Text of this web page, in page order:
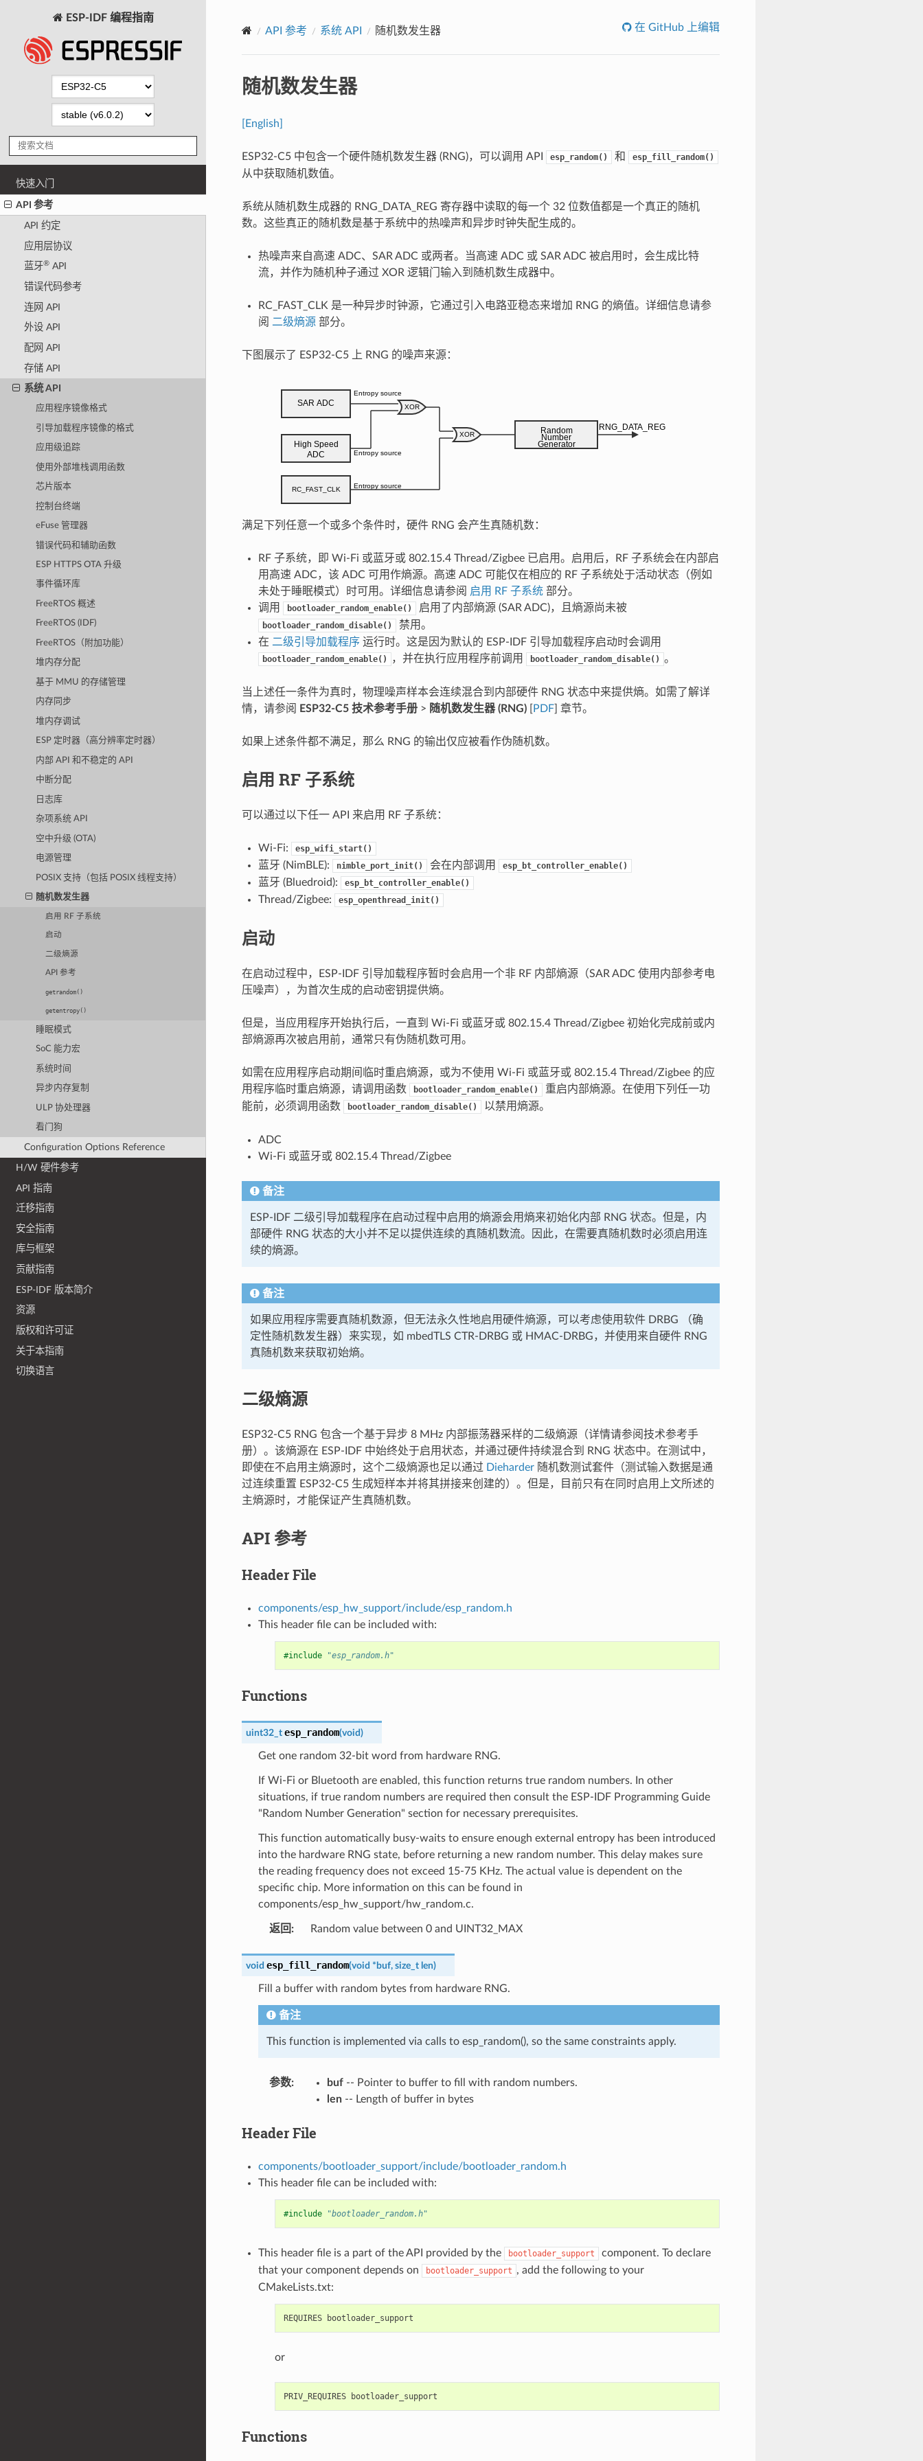
ESP-IDF 编程指南
快速入门
API 参考
API 约定
应用层协议
蓝牙®API
错误代码参考
连网 API
外设 API
配网 API
存储 API
系统 API
应用程序镜像格式
引导加载程序镜像的格式
应用级追踪
使用外部堆栈调用函数
芯片版本
控制台终端
eFuse 管理器
错误代码和辅助函数
ESP HTTPS OTA 升级
事件循环库
FreeRTOS 概述
FreeRTOS (IDF)
FreeRTOS（附加功能）
堆内存分配
基于 MMU 的存储管理
内存同步
堆内存调试
ESP 定时器（高分辨率定时器）
内部 API 和不稳定的 API
中断分配
日志库
杂项系统 API
空中升级 (OTA)
电源管理
POSIX 支持（包括 POSIX 线程支持）
随机数发生器
启用 RF 子系统
启动
二级熵源
API 参考
getrandom()
getentropy()
睡眠模式
SoC 能力宏
系统时间
异步内存复制
ULP 协处理器
看门狗
Configuration Options Reference
H/W 硬件参考
API 指南
迁移指南
安全指南
库与框架
贡献指南
ESP-IDF 版本简介
资源
版权和许可证
关于本指南
切换语言
API 参考 系统 API 随机数发生器 在 GitHub 上编辑
随机数发生器
[English]
ESP32-C5 中包含一个硬件随机数发生器 (RNG)，可以调用 API esp_random() 和 esp_fill_random()
从中获取随机数值。
系统从随机数生成器的 RNG_DATA_REG 寄存器中读取的每一个 32 位数值都是一个真正的随机
数。这些真正的随机数是基于系统中的热噪声和异步时钟失配生成的。
热噪声来自高速 ADC、SAR ADC 或两者。当高速 ADC 或 SAR ADC 被启用时，会生成比特
流，并作为随机种子通过 XOR 逻辑门输入到随机数生成器中。
RC_FAST_CLK 是一种异步时钟源，它通过引入电路亚稳态来增加 RNG 的熵值。详细信息请参
阅 二级熵源 部分。
下图展示了 ESP32-C5 上 RNG 的噪声来源：
满足下列任意一个或多个条件时，硬件 RNG 会产生真随机数：
RF 子系统，即 Wi-Fi 或蓝牙或 802.15.4 Thread/Zigbee 已启用。启用后，RF 子系统会在内部启
用高速 ADC，该 ADC 可用作熵源。高速 ADC 可能仅在相应的 RF 子系统处于活动状态（例如
未处于睡眠模式）时可用。详细信息请参阅 启用 RF 子系统部分。
调用
bootloader_random_enable() 启用了内部熵源 (SAR ADC)，且熵源尚未被
bootloader_random_disable()
禁用。
在 二级引导加载程序 运行时。这是因为默认的 ESP-IDF 引导加载程序启动时会调用
bootloader_random_enable() ，并在执行应用程序前调用 bootloader_random_disable() 。
当上述任一条件为真时，物理噪声样本会连续混合到内部硬件 RNG 状态中来提供熵。如需了解详
情，请参阅
ESP32-C5 技术参考手册> 随机数发生器 (RNG)[ PDF] 章节。
如果上述条件都不满足，那么 RNG 的输出仅应被看作伪随机数。
启用 RF 子系统
可以通过以下任一 API 来启用 RF 子系统：
Wi-Fi: esp_wifi_start()
蓝牙 (NimBLE): nimble_port_init() 会在内部调用 esp_bt_controller_enable()
蓝牙 (Bluedroid): esp_bt_controller_enable()
Thread/Zigbee: esp_openthread_init()
启动
在启动过程中，ESP-IDF 引导加载程序暂时会启用一个非 RF 内部熵源（SAR ADC 使用内部参考电
压噪声），为首次生成的启动密钥提供熵。
但是，当应用程序开始执行后，一直到 Wi-Fi 或蓝牙或 802.15.4 Thread/Zigbee 初始化完成前或内
部熵源再次被启用前，通常只有伪随机数可用。
如需在应用程序启动期间临时重启熵源，或为不使用 Wi-Fi 或蓝牙或 802.15.4 Thread/Zigbee 的应
用程序临时重启熵源，请调用函数
bootloader_random_enable()
重启内部熵源。在使用下列任一功
能前，必须调用函数
bootloader_random_disable() 以禁用熵源。
ADC
Wi-Fi 或蓝牙或 802.15.4 Thread/Zigbee
备注
ESP-IDF 二级引导加载程序在启动过程中启用的熵源会用熵来初始化内部 RNG 状态。但是，内
部硬件 RNG 状态的大小并不足以提供连续的真随机数流。因此，在需要真随机数时必须启用连
续的熵源。
备注
如果应用程序需要真随机数源，但无法永久性地启用硬件熵源，可以考虑使用软件 DRBG （确
定性随机数发生器）来实现，如 mbedTLS CTR-DRBG 或 HMAC-DRBG，并使用来自硬件 RNG
真随机数来获取初始熵。
二级熵源
ESP32-C5 RNG 包含一个基于异步 8 MHz 内部振荡器采样的二级熵源（详情请参阅技术参考手
册）。该熵源在 ESP-IDF 中始终处于启用状态，并通过硬件持续混合到 RNG 状态中。在测试中，
即使在不启用主熵源时，这个二级熵源也足以通过 Dieharder随机数测试套件（测试输入数据是通
过连续重置 ESP32-C5 生成短样本并将其拼接来创建的）。但是，目前只有在同时启用上文所述的
主熵源时，才能保证产生真随机数。
API 参考
Header File
components/esp_hw_support/include/esp_random.h
This header file can be included with:
#include "esp_random.h"
Functions
uint32_t esp_random(void)
Get one random 32-bit word from hardware RNG.
If Wi-Fi or Bluetooth are enabled, this function returns true random numbers. In other
situations, if true random numbers are required then consult the ESP-IDF Programming Guide
"Random Number Generation" section for necessary prerequisites.
This function automatically busy-waits to ensure enough external entropy has been introduced
into the hardware RNG state, before returning a new random number. This delay makes sure
the reading frequency does not exceed 15-75 KHz. The actual value is dependent on the
specific chip. More information on this can be found in
components/esp_hw_support/hw_random.c.
返回 : Random value between 0 and UINT32_MAX
void esp_fill_random(void * buf, size_t len)
Fill a buffer with random bytes from hardware RNG.
备注
This function is implemented via calls to esp_random(), so the same constraints apply.
参数: buf-- Pointer to buffer to fill with random numbers.
len-- Length of buffer in bytes
Header File
components/bootloader_support/include/bootloader_random.h
This header file can be included with:
#include "bootloader_random.h"
This header file is a part of the API provided by the bootloader_support
component. To declare
that your component depends on
bootloader_support , add the following to your
CMakeLists.txt:
or
Functions